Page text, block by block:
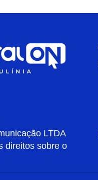
LTDA
direitos sobre o